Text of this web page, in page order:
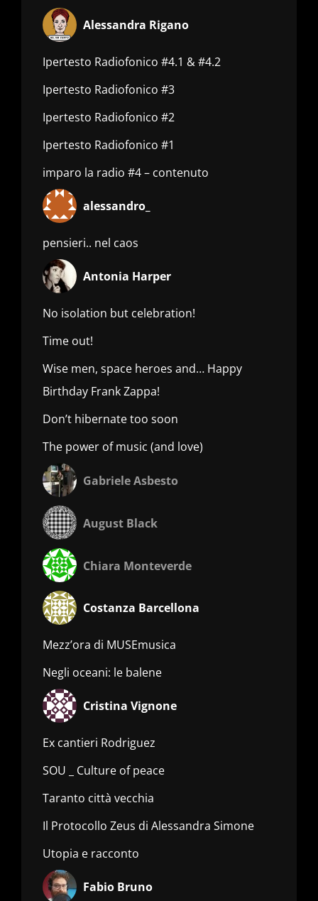
Alessandra Rigano
Ipertesto Radiofonico #4.1 & #4.2
Ipertesto Radiofonico #3
Ipertesto Radiofonico #2
Ipertesto Radiofonico #1
imparo la radio #4 – contenuto
alessandro_
pensieri.. nel caos
Antonia Harper
No isolation but celebration!
Time out!
Wise men, space heroes and… Happy
Birthday Frank Zappa!
Don’t hibernate too soon
The power of music (and love)
Gabriele Asbesto
August Black
Chiara Monteverde
Costanza Barcellona
Mezz’ora di MUSEmusica
Negli oceani: le balene
Cristina Vignone
Ex cantieri Rodriguez
SOU _ Culture of peace
Taranto città vecchia
Il Protocollo Zeus di Alessandra Simone
Utopia e racconto
Fabio Bruno